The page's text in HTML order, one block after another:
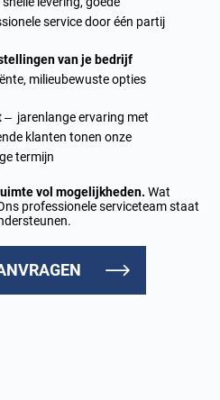
service door één partij
van je bedrijf
milieubewuste opties
– jarenlange ervaring met
klanten tonen onze
termijn
vol mogelijkheden. Wat
professionele serviceteam staat